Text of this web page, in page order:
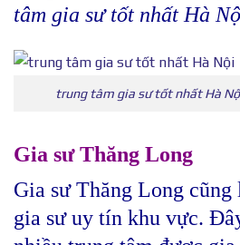
tâm gia sư tốt nhất Hà
trung tâm gia sư tốt nhất Hà
Gia sư Thăng Long
Gia sư Thăng Long
gia sư uy tín khu vực.